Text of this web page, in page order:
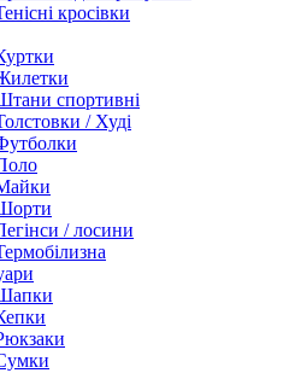
кросівки
спортивні
/ Худі
/ лосини